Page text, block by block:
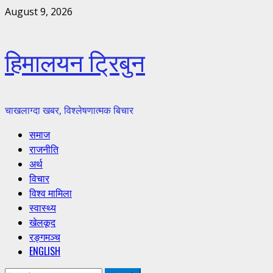
Skip
August 9, 2026
हिमालयन ट्रिबुन
चाखलाग्दा खबर, विश्लेषणात्मक बिचार
Primary
Menu
समाज
राजनीति
अर्थ
विचार
विश्व मामिला
स्वास्थ्य
खेलकूद
रङ्गमञ्च
ENGLISH